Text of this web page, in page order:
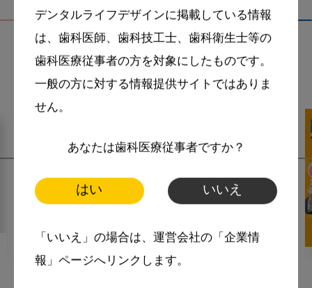
デンタルライフデザインに掲載している情報
は、歯科医師、歯科技工士、歯科衛生士等の
歯科医療従事者の方を対象にしたものです。
一般の方に対する情報提供サイトではありま
せん。
あなたは歯科医療従事者ですか？
はい いいえ
「いいえ」の場合は、運営会社の「企業情
報」ページへリンクします。
2023・1・26 MoreSmile